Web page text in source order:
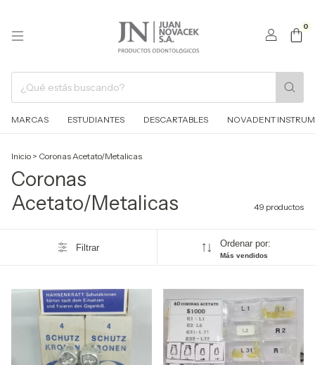
0
MARCAS ESTUDIANTES DESCARTABLES NOVADENT
Inicio > Coronas Acetato/Metalicas
Coronas
Acetato/Metalicas
49 productos
Filtrar Ordenar por:
Más vendidos